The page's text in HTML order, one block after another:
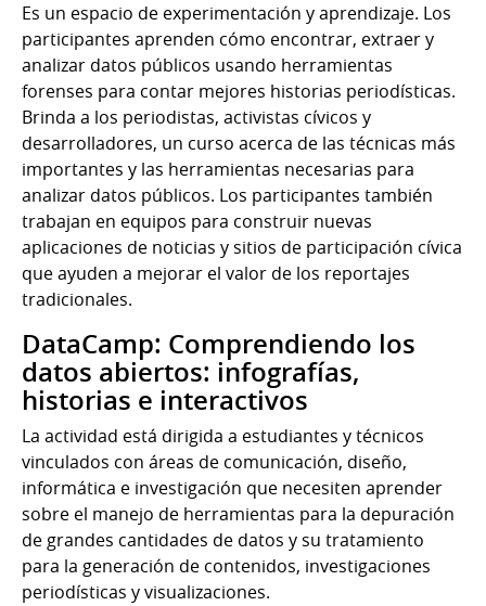
Es un espacio de experimentación y aprendizaje. Los
participantes aprenden cómo encontrar, extraer y
analizar datos públicos usando herramientas
forenses para contar mejores historias periodísticas.
Brinda a los periodistas, activistas cívicos y
desarrolladores, un curso acerca de las técnicas más
importantes y las herramientas necesarias para
analizar datos públicos. Los participantes también
trabajan en equipos para construir nuevas
aplicaciones de noticias y sitios de participación cívica
que ayuden a mejorar el valor de los reportajes
tradicionales.
DataCamp: Comprendiendo los
datos abiertos: infografías,
historias e interactivos
La actividad está dirigida a estudiantes y técnicos
vinculados con áreas de comunicación, diseño,
informática e investigación que necesiten aprender
sobre el manejo de herramientas para la depuración
de grandes cantidades de datos y su tratamiento
para la generación de contenidos, investigaciones
periodísticas y visualizaciones.